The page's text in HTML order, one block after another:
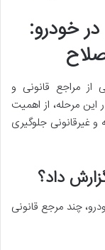
خودرو:
از مراجع قانونی و
مرحله، از اهمیت
و غیرقانونی جلوگیری
داد؟
چند مرجع قانونی